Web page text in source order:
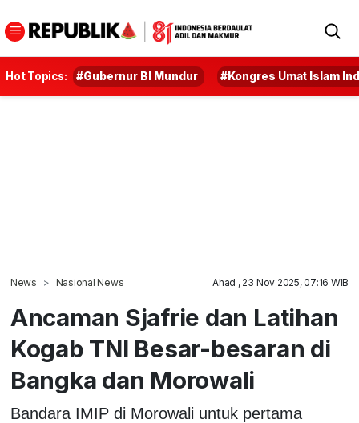
Hot Topics: #Gubernur BI Mundur #Kongres Umat Islam
News Nasional News Ahad , 23 Nov 2025, 07:16 WIB
Ancaman Sjafrie dan Latihan
Kogab TNI Besar-besaran di
Bangka dan Morowali
Bandara IMIP di Morowali untuk pertama